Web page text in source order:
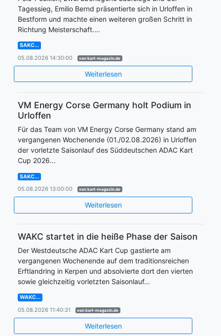
Tagessieg, Emilio Bernd präsentierte sich in Urloffen in
Bestform und machte einen weiteren großen Schritt in
Richtung Meisterschaft....
SAKC...
05.08.2026 14:30:00 von kart-magazin.de
Weiterlesen
VM Energy Corse Germany holt Podium in
Urloffen
Für das Team von VM Energy Corse Germany stand am
vergangenen Wochenende (01./02.08.2026) in Urloffen
der vorletzte Saisonlauf des Süddeutschen ADAC Kart
Cup 2026...
SAKC...
05.08.2026 13:00:00 von kart-magazin.de
Weiterlesen
WAKC startet in die heiße Phase der Saison
Der Westdeutsche ADAC Kart Cup gastierte am
vergangenen Wochenende auf dem traditionsreichen
Erftlandring in Kerpen und absolvierte dort den vierten
sowie gleichzeitig vorletzten Saisonlauf...
WAKC...
05.08.2026 11:40:31 von kart-magazin.de
Weiterlesen